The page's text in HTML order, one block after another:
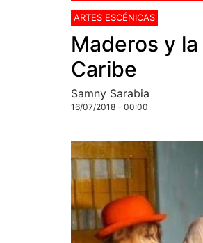
ARTES ESCÉNICAS
Maderos y
Caribe
Samny Sarabia
16/07/2018 - 00:00